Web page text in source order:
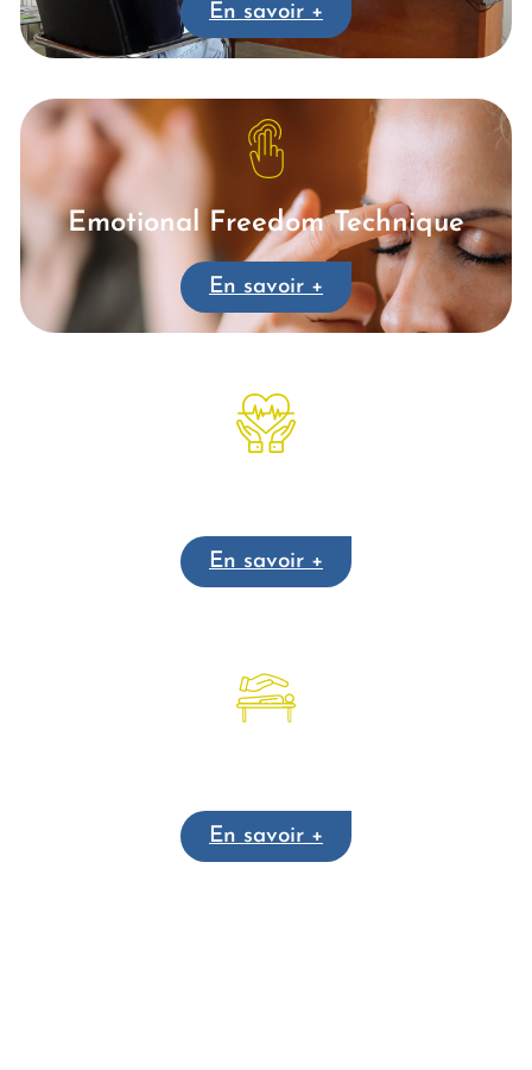
En savoir +
Emotional Freedom Technique
En savoir +
En savoir +
En savoir +